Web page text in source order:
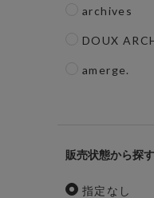
archives
DOUX
amerge.
販売状態
指定なし